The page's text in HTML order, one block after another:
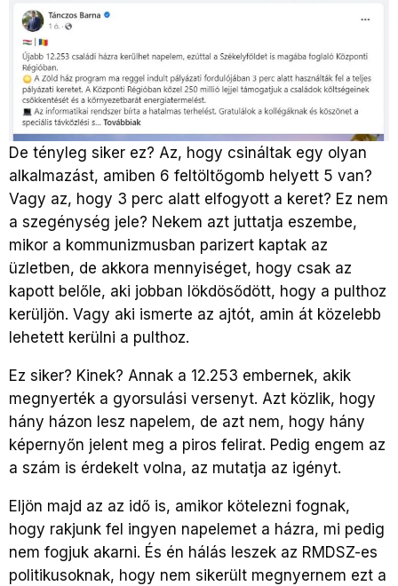
De tényleg siker ez? Az, hogy csináltak egy olyan
alkalmazást, amiben 6 feltöltőgomb helyett 5 van?
Vagy az, hogy 3 perc alatt elfogyott a keret? Ez nem
a szegénység jele? Nekem azt juttatja eszembe,
mikor a kommunizmusban parizert kaptak az
üzletben, de akkora mennyiséget, hogy csak az
kapott belőle, aki jobban lökdösődött, hogy a pulthoz
kerüljön. Vagy aki ismerte az ajtót, amin át közelebb
lehetett kerülni a pulthoz.
Ez siker? Kinek? Annak a 12.253 embernek, akik
megnyerték a gyorsulási versenyt. Azt közlik, hogy
hány házon lesz napelem, de azt nem, hogy hány
képernyőn jelent meg a piros felirat. Pedig engem az
a szám is érdekelt volna, az mutatja az igényt.
Eljön majd az az idő is, amikor kötelezni fognak,
hogy rakjunk fel ingyen napelemet a házra, mi pedig
nem fogjuk akarni. És én hálás leszek az RMDSZ-es
politikusoknak, hogy nem sikerült megnyernem ezt a